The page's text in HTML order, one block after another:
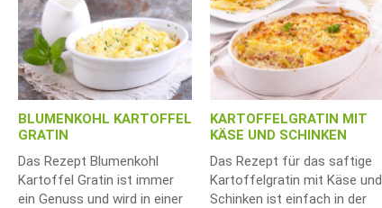
BLUMENKOHL KARTOFFEL
GRATIN
Das Rezept Blumenkohl
Kartoffel Gratin ist immer
ein Genuss und wird in einer
KARTOFFELGRATIN MIT
KÄSE UND SCHINKEN
Das Rezept für das saftige
Kartoffelgratin mit Käse und
Schinken ist einfach in der